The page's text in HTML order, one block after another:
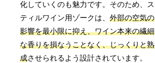
化していくのも魅力です。そのため、ス
ティルワイン用ゾークは、外部の空気の
影響を最小限に抑え、ワイン本来の繊細
な香りを損なうことなく、じっくりと熟
成させられるよう設計されています。